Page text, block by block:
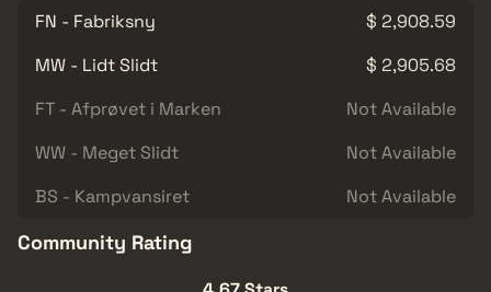
FN - Fabriksny
$ 2,908.59
MW - Lidt Slidt
$ 2,905.68
FT - Afprøvet i Marken
Not Available
WW - Meget Slidt
Not Available
BS - Kampvansiret
Not Available
Community Rating